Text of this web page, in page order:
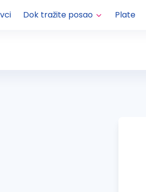
Dok tražite posao Plate